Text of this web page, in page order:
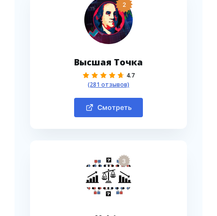
2
Высшая Точка
4.7
(281 отзывов)
Смотреть
3